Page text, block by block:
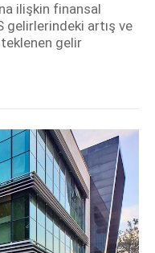
ilişkin finansal
gelirlerindeki artış ve
gelir